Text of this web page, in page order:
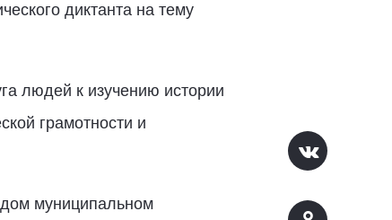
диктанта на тему
людей к изучению истории
грамотности и
муниципальном